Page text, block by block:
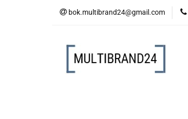
bok.multibrand24@gmail.com
MEBLE